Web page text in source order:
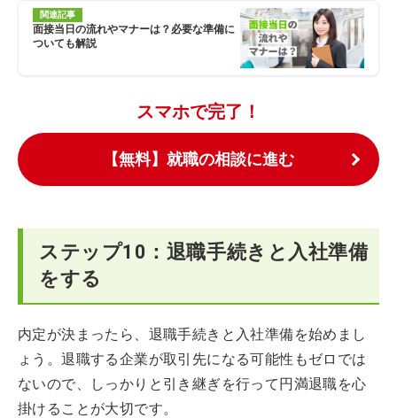
関連記事
面接当日の流れやマナーは？必要な準備に
ついても解説
スマホで完了！
【無料】就職の相談に進む
ステップ10：退職手続きと入社準備
をする
内定が決まったら、退職手続きと入社準備を始めまし
ょう。退職する企業が取引先になる可能性もゼロでは
ないので、しっかりと引き継ぎを行って円満退職を心
掛けることが大切です。